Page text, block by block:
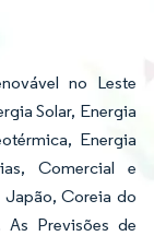
no Leste
Solar, Energia
Energia
Comercial e
Japão, Coreia do
As Previsões de